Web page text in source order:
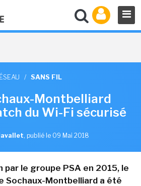
/ SANS FIL
Montbelliard
du Wi-Fi sécurisé
, publié le 09 Mai 2018
par le groupe PSA en 2015, le
Sochaux-Montbelliard a été